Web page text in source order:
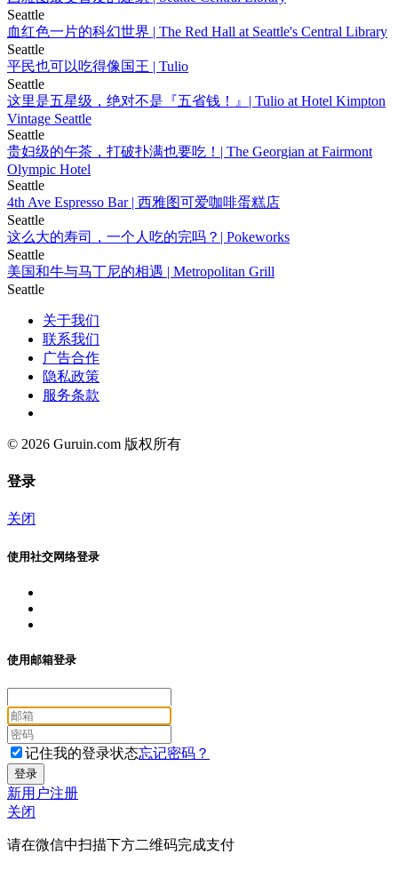
Seattle
血红色一片的科幻世界 | The Red Hall at Seattle's Central Library
Seattle
平民也可以吃得像国王 | Tulio
Seattle
这里是五星级，绝对不是『五省钱！』| Tulio at Hotel Kimpton
Vintage Seattle
Seattle
贵妇级的午茶，打破扑满也要吃！| The Georgian at Fairmont
Olympic Hotel
Seattle
4th Ave Espresso Bar | 西雅图可爱咖啡蛋糕店
Seattle
这么大的寿司，一个人吃的完吗？| Pokeworks
Seattle
美国和牛与马丁尼的相遇 | Metropolitan Grill
Seattle
关于我们
联系我们
广告合作
隐私政策
服务条款
© 2026 Guruin.com 版权所有
登录
关闭
使用社交网络登录
使用邮箱登录
记住我的登录状态忘记密码？
新用户注册
关闭
请在微信中扫描下方二维码完成支付